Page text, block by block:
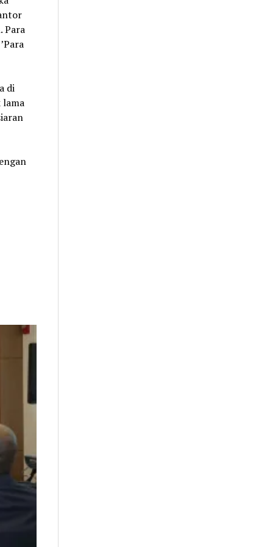
Para
di
lama